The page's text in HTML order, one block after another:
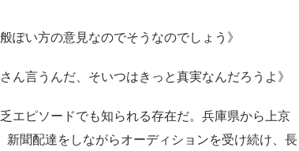
ぽい方の意見なのでそうなのでしょう》
ん言うんだ、そいつはきっと真実なんだろうよ》
エピソードでも知られる存在だ。兵庫県から上京
新聞配達をしながらオーディションを受け続け、長